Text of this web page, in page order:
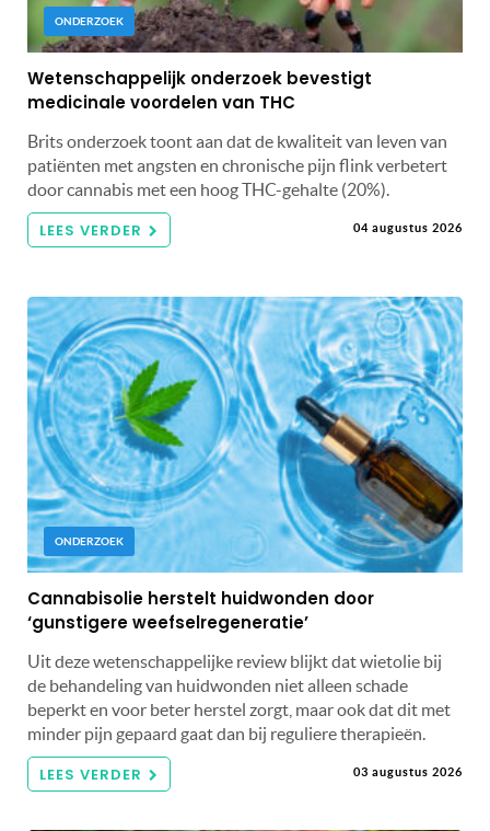
ONDERZOEK
Wetenschappelijk onderzoek bevestigt
medicinale voordelen van THC
Brits onderzoek toont aan dat de kwaliteit van leven van
patiënten met angsten en chronische pijn flink verbetert
door cannabis met een hoog THC-gehalte (20%).
LEES VERDER 04 augustus 2026
ONDERZOEK
Cannabisolie herstelt huidwonden door
‘gunstigere weefselregeneratie’
Uit deze wetenschappelijke review blijkt dat wietolie bij
de behandeling van huidwonden niet alleen schade
beperkt en voor beter herstel zorgt, maar ook dat dit met
minder pijn gepaard gaat dan bij reguliere therapieën.
LEES VERDER 03 augustus 2026